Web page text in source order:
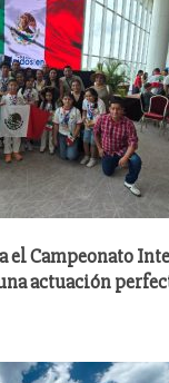
el Campeonato
actuación